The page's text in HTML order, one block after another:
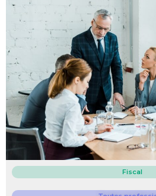
Fiscal